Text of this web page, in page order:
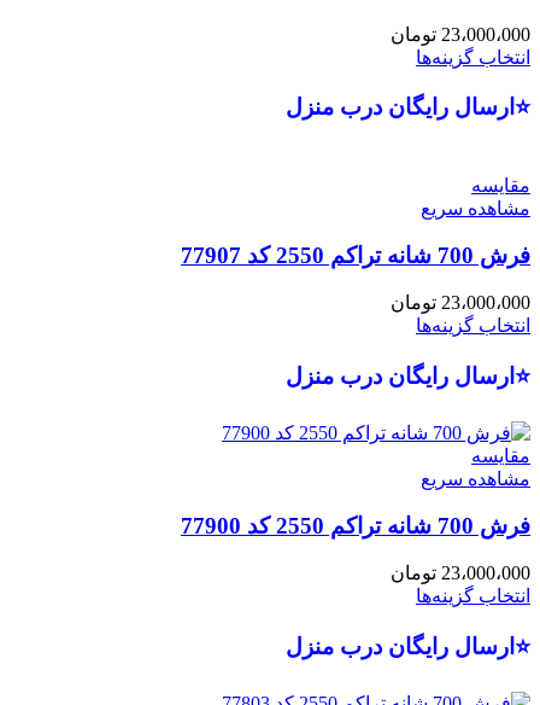
23،000،000 تومان
انتخاب گزینه‌ها
⭐ارسال رایگان درب منزل
مقایسه
مشاهده سریع
فرش 700 شانه تراکم 2550 کد 77907
23،000،000 تومان
انتخاب گزینه‌ها
⭐ارسال رایگان درب منزل
مقایسه
مشاهده سریع
فرش 700 شانه تراکم 2550 کد 77900
23،000،000 تومان
انتخاب گزینه‌ها
⭐ارسال رایگان درب منزل